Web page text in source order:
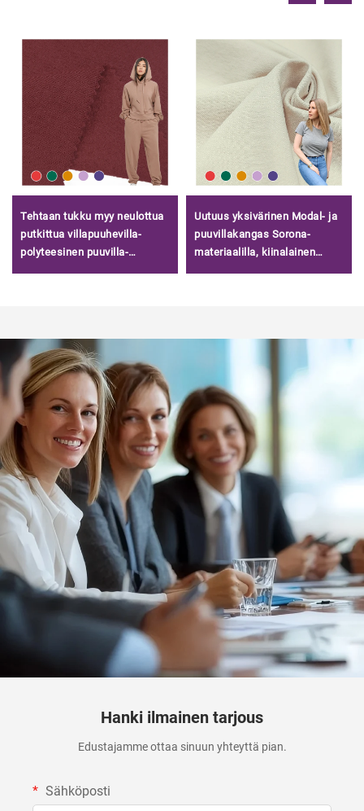
Tehtaan tukku myy neulottua
putkittua villapuuhevilla-
polyteesinen puuvilla-
Uutuus yksivärinen Modal- ja
puuvillakangas Sorona-
materiaalilla, kiinalainen
Hanki ilmainen tarjous
Edustajamme ottaa sinuun yhteyttä pian.
Sähköposti